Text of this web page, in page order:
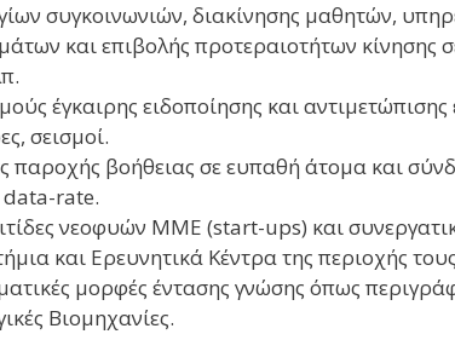
συγκοινωνιών, διακίνησης μαθητών,
και επιβολής προτεραιοτήτων κίνησης
έγκαιρης ειδοποίησης και
σεισμοί.
παροχής βοήθειας σε ευπαθή άτομα και
rate.
νεοφυών ΜΜΕ (start-ups) και
και Ερευνητικά Κέντρα της περιοχής
μορφές έντασης γνώσης όπως
Βιομηχανίες.